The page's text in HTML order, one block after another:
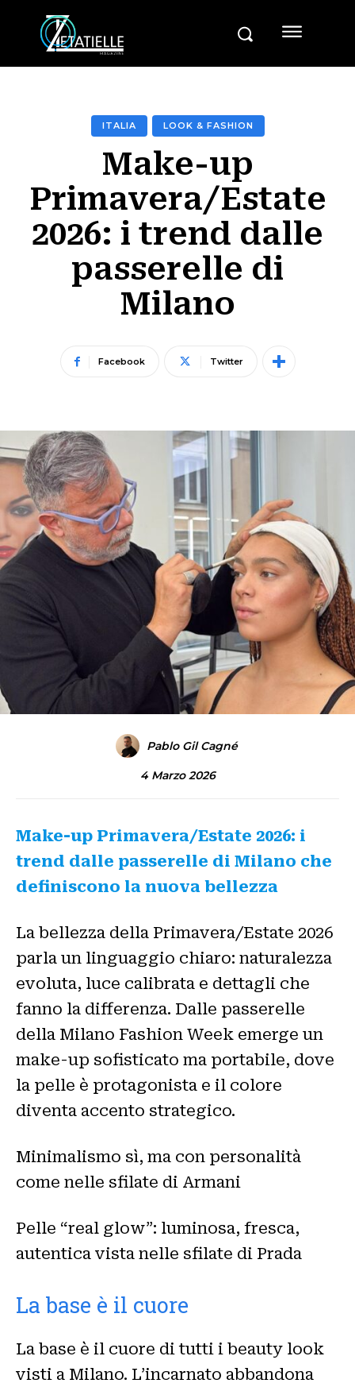
ITALIA LOOK & FASHION
Make-up
Primavera/Estate
2026: i trend dalle
passerelle di
Milano
Facebook Twitter
Pablo Gil Cagné
4 Marzo 2026
Make-up Primavera/Estate 2026: i
trend dalle passerelle di Milano che
definiscono la nuova bellezza
La bellezza della Primavera/Estate 2026
parla un linguaggio chiaro: naturalezza
evoluta, luce calibrata e dettagli che
fanno la differenza. Dalle passerelle
della Milano Fashion Week emerge un
make-up sofisticato ma portabile, dove
la pelle è protagonista e il colore
diventa accento strategico.
Minimalismo sì, ma con personalità
come nelle sfilate di Armani
Pelle “real glow”: luminosa, fresca,
autentica vista nelle sfilate di Prada
La base è il cuore
La base è il cuore di tutti i beauty look
visti a Milano. L’incarnato abbandona